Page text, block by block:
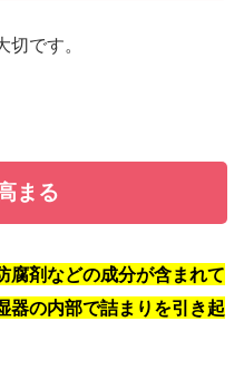
です。
まる
腐剤などの成分が含まれて
器の内部で詰まりを引き起